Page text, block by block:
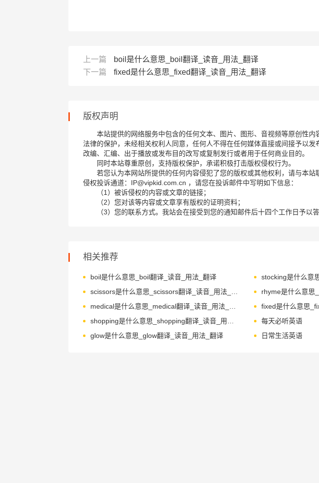
上一篇
boil是什么意思_boil翻译_读音_用法_翻译
下一篇
fixed是什么意思_fixed翻译_读音_用法_翻译
版权声明
本站提供的网络服务中包含的任何文本、图片、图形、音视频等原创性内
法律的保护，未经相关权利人同意，任何人不得在任何媒体直接或间接予以发
改编、汇编、出于播放或发布目的改写或复制发行或者用于任何商业目的。
同时本站尊重原创，支持版权保护，承诺积极打击版权侵权行为。
若您认为本网站所提供的任何内容侵犯了您的版权或其他权利，请与本站
侵权投诉通道：IP@vipkid.com.cn ，请您在投诉邮件中写明如下信息：
（1）被诉侵权的内容或文章的链接；
（2）您对该等内容或文章享有版权的证明资料；
（3）您的联系方式。我站会在接受到您的通知邮件后十四个工作日予以答
相关推荐
boil是什么意思_boil翻译_读音_用法_翻译
rhyme是什么意思
fixed是什么意思
每天必听英语
glow是什么意思_glow翻译_读音_用法_翻译
日常生活英语